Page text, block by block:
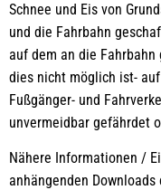
Schnee und Eis von
und die Fahrbahn
auf dem an die Fahrbahn
dies nicht möglich ist-
Fußgänger- und
unvermeidbar gefährdet
Nähere Informationen /
anhängenden Downloads